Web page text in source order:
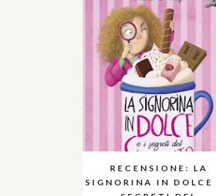
RECENSIONE: LA
SIGNORINA IN DOLCE